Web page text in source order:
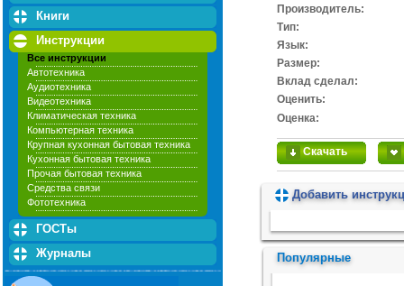
Книги
Инструкции
Все инструкции
Автотехника
Аудиотехника
Видеотехника
Климатическая техника
Компьютерная техника
Крупная кухонная бытовая техника
Кухонная бытовая техника
Прочая бытовая техника
Средства связи
Фототехника
ГОСТы
Журналы
Производитель:
Тип:
Язык:
Размер:
Вклад сделал:
Оценить:
Оценка:
Скачать
Добавить
Популярные